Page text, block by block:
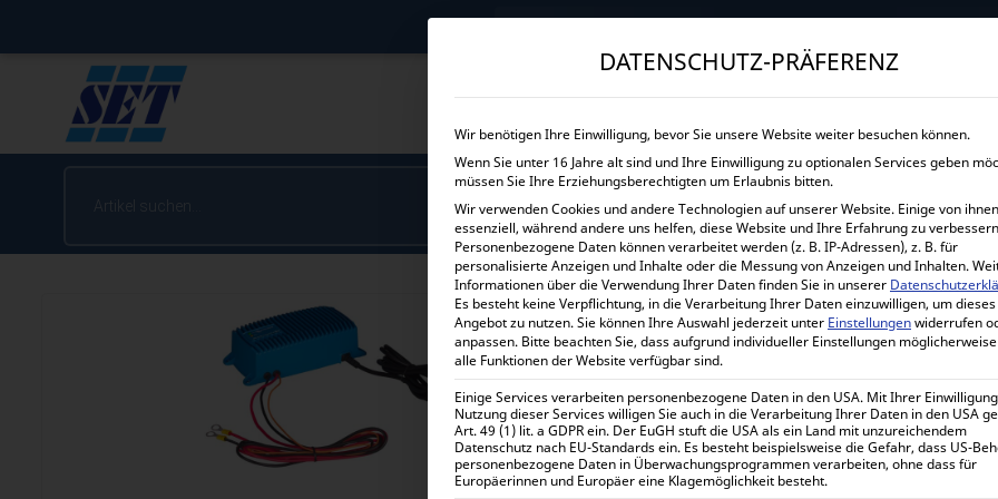
→
START UNTERNEHMEN SHOP LEISTUNGEN
VICTRON ENERGY BLUE
Home Alle Produkte Batterieladegeräte 12 Volt
145,73€ inkl. 0% MwSt.
173,42€inkl. 19% MwSt.
Victron Energy Blue Smart
Lieferzeit:1-7 Werktage
DATENSCHUTZ-PRÄFERENZ
Wir benötigen Ihre Einwilligung, bevor Sie unsere Website weiter besuchen können.
Wenn Sie unter 16 Jahre alt sind und Ihre Einwilligung zu optionalen Services geben
müssen Sie Ihre Erziehungsberechtigten um Erlaubnis bitten.
Wir verwenden Cookies und andere Technologien auf unserer Website. Einige von
essenziell, während andere uns helfen, diese Website und Ihre Erfahrung zu
Personenbezogene Daten können verarbeitet werden (z. B. IP-Adressen), z. B. für
personalisierte Anzeigen und Inhalte oder die Messung von Anzeigen und Inhalten.
Informationen über die Verwendung Ihrer Daten finden Sie in unserer
Es besteht keine Verpflichtung, in die Verarbeitung Ihrer Daten einzuwilligen, um dieses
Angebot zu nutzen.Sie können Ihre Auswahl jederzeit unter Einstellungenwiderrufen
anpassen. Bitte beachten Sie, dass aufgrund individueller Einstellungen
alle Funktionen der Website verfügbar sind.
Einige Services verarbeiten personenbezogene Daten in den USA. Mit Ihrer
Nutzung dieser Services willigen Sie auch in die Verarbeitung Ihrer Daten in den USA
Art. 49 (1) lit. a GDPR ein. Der EuGH stuft die USA als ein Land mit unzureichendem
Datenschutz nach EU-Standards ein. Es besteht beispielsweise die Gefahr, dass US-
personenbezogene Daten in Überwachungsprogrammen verarbeiten, ohne dass für
Europäerinnen und Europäer eine Klagemöglichkeit besteht.